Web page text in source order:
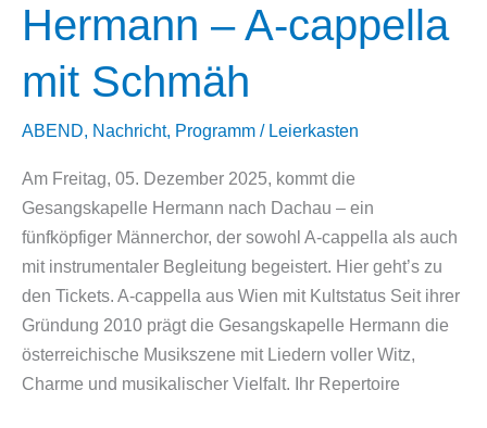
Hermann – A-cappella
mit Schmäh
ABEND, Nachricht, Programm / Leierkasten
Am Freitag, 05. Dezember 2025, kommt die
Gesangskapelle Hermann nach Dachau – ein
fünfköpfiger Männerchor, der sowohl A-cappella als auch
mit instrumentaler Begleitung begeistert. Hier geht’s zu
den Tickets. A-cappella aus Wien mit Kultstatus Seit ihrer
Gründung 2010 prägt die Gesangskapelle Hermann die
österreichische Musikszene mit Liedern voller Witz,
Charme und musikalischer Vielfalt. Ihr Repertoire